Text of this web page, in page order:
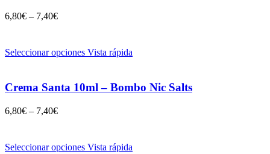
6,80€ – 7,40€
Seleccionar opciones Vista rápida
Crema Santa 10ml – Bombo Nic Salts
6,80€ – 7,40€
Seleccionar opciones Vista rápida